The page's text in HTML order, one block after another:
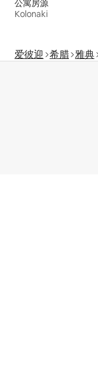
公寓房源
Kolonaki
爱彼迎 希腊 雅典